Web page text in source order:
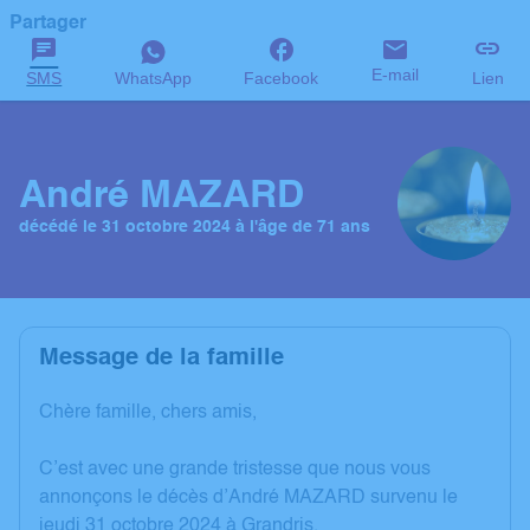
Partager
SMS WhatsApp Facebook E-mail Lien
André MAZARD
décédé le 31 octobre 2024 à l'âge de 71 ans
Message de la famille
Chère famille, chers amis,
C’est avec une grande tristesse que nous vous
annonçons le décès d’André MAZARD survenu le